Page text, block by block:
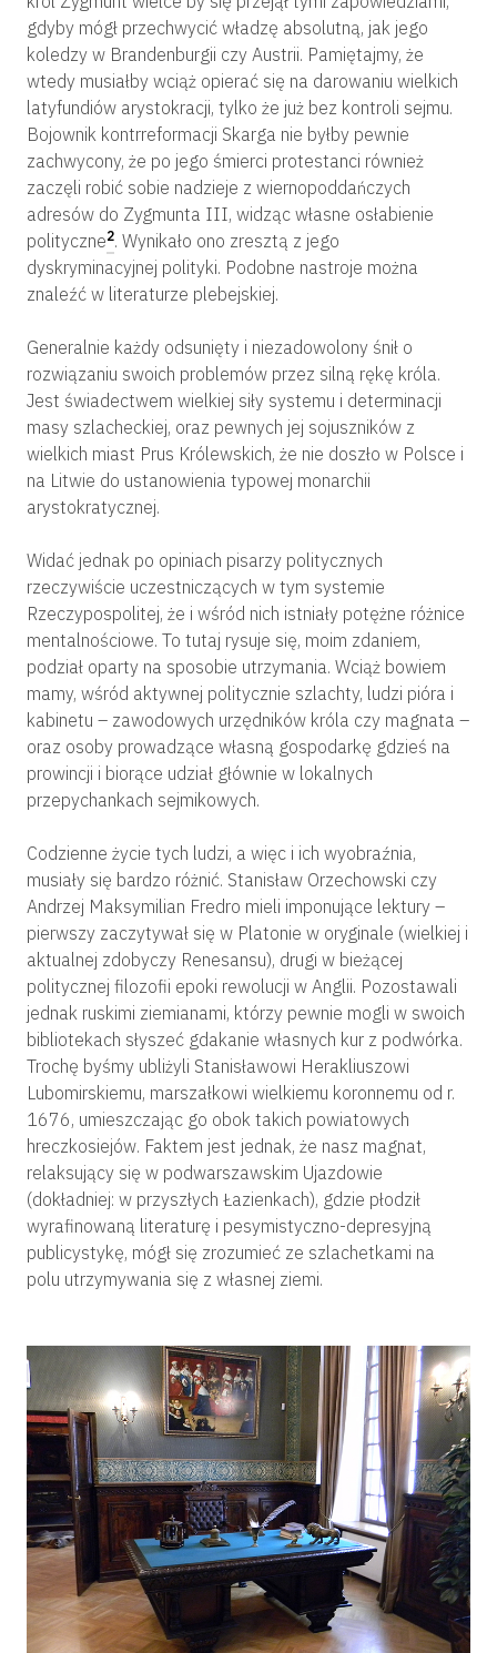
gdyby mógł przechwycić władzę absolutną, jak jego
koledzy w Brandenburgii czy Austrii. Pamiętajmy, że
wtedy musiałby wciąż opierać się na darowaniu wielkich
latyfundiów arystokracji, tylko że już bez kontroli sejmu.
Bojownik kontrreformacji Skarga nie byłby pewnie
zachwycony, że po jego śmierci protestanci również
zaczęli robić sobie nadzieje z wiernopoddańczych
adresów do Zygmunta III, widząc własne osłabienie
polityczne2. Wynikało ono zresztą z jego
dyskryminacyjnej polityki. Podobne nastroje można
znaleźć w literaturze plebejskiej.
Generalnie każdy odsunięty i niezadowolony śnił o
rozwiązaniu swoich problemów przez silną rękę króla.
Jest świadectwem wielkiej siły systemu i determinacji
masy szlacheckiej, oraz pewnych jej sojuszników z
wielkich miast Prus Królewskich, że nie doszło w Polsce i
na Litwie do ustanowienia typowej monarchii
arystokratycznej.
Widać jednak po opiniach pisarzy politycznych
rzeczywiście uczestniczących w tym systemie
Rzeczypospolitej, że i wśród nich istniały potężne różnice
mentalnościowe. To tutaj rysuje się, moim zdaniem,
podział oparty na sposobie utrzymania. Wciąż bowiem
mamy, wśród aktywnej politycznie szlachty, ludzi pióra i
kabinetu – zawodowych urzędników króla czy magnata –
oraz osoby prowadzące własną gospodarkę gdzieś na
prowincji i biorące udział głównie w lokalnych
przepychankach sejmikowych.
Codzienne życie tych ludzi, a więc i ich wyobraźnia,
musiały się bardzo różnić. Stanisław Orzechowski czy
Andrzej Maksymilian Fredro mieli imponujące lektury –
pierwszy zaczytywał się w Platonie w oryginale (wielkiej i
aktualnej zdobyczy Renesansu), drugi w bieżącej
politycznej filozofii epoki rewolucji w Anglii. Pozostawali
jednak ruskimi ziemianami, którzy pewnie mogli w swoich
bibliotekach słyszeć gdakanie własnych kur z podwórka.
Trochę byśmy ubliżyli Stanisławowi Herakliuszowi
Lubomirskiemu, marszałkowi wielkiemu koronnemu od r.
1676, umieszczając go obok takich powiatowych
hreczkosiejów. Faktem jest jednak, że nasz magnat,
relaksujący się w podwarszawskim Ujazdowie
(dokładniej: w przyszłych Łazienkach), gdzie płodził
wyrafinowaną literaturę i pesymistyczno-depresyjną
publicystykę, mógł się zrozumieć ze szlachetkami na
polu utrzymywania się z własnej ziemi.